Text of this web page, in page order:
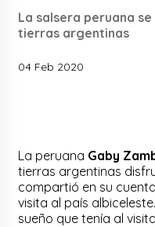
La salsera peruana
tierras argentinas
04 Feb 2020
La peruana Gaby
tierras argentinas
compartió en su
visita al país
sueño que tenía al